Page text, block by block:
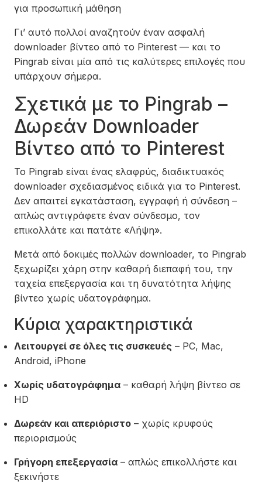
για προσωπική μάθηση
Γι’ αυτό πολλοί αναζητούν έναν ασφαλή
downloader βίντεο από το Pinterest — και το
Pingrab είναι μία από τις καλύτερες επιλογές που
υπάρχουν σήμερα.
Σχετικά με το Pingrab –
Δωρεάν Downloader
Βίντεο από το Pinterest
Το Pingrab είναι ένας ελαφρύς, διαδικτυακός
downloader σχεδιασμένος ειδικά για το Pinterest.
Δεν απαιτεί εγκατάσταση, εγγραφή ή σύνδεση –
απλώς αντιγράφετε έναν σύνδεσμο, τον
επικολλάτε και πατάτε «Λήψη».
Μετά από δοκιμές πολλών downloader, το Pingrab
ξεχωρίζει χάρη στην καθαρή διεπαφή του, την
ταχεία επεξεργασία και τη δυνατότητα λήψης
βίντεο χωρίς υδατογράφημα.
Κύρια χαρακτηριστικά
Λειτουργεί σε όλες τις συσκευές– PC, Mac,
Android, iPhone
Χωρίς υδατογράφημα– καθαρή λήψη βίντεο σε
HD
Δωρεάν και απεριόριστο– χωρίς κρυφούς
περιορισμούς
Γρήγορη επεξεργασία– απλώς επικολλήστε και
ξεκινήστε